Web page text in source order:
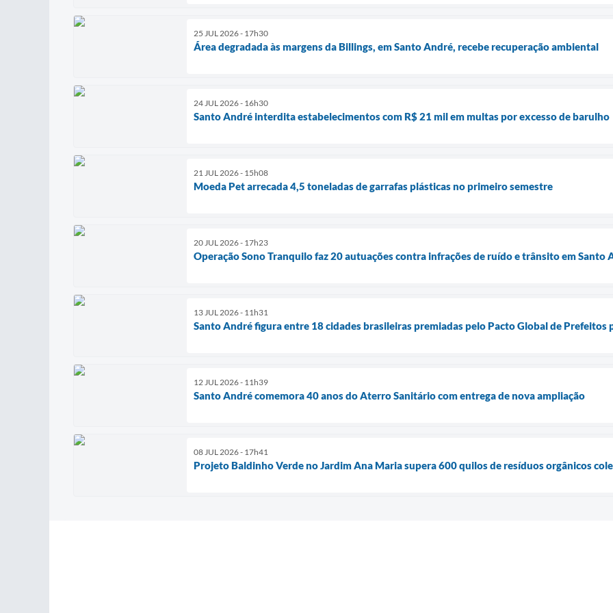
25 JUL 2026 - 17h30
Área degradada às margens da Billings, em Santo André, recebe recuperação ambiental
24 JUL 2026 - 16h30
Santo André interdita estabelecimentos com R$ 21 mil em multas por excesso de barulho
21 JUL 2026 - 15h08
Moeda Pet arrecada 4,5 toneladas de garrafas plásticas no primeiro semestre
20 JUL 2026 - 17h23
Operação Sono Tranquilo faz 20 autuações contra infrações de ruído e trânsito em Santo
13 JUL 2026 - 11h31
Santo André figura entre 18 cidades brasileiras premiadas pelo Pacto Global de Prefeitos
12 JUL 2026 - 11h39
Santo André comemora 40 anos do Aterro Sanitário com entrega de nova ampliação
08 JUL 2026 - 17h41
Projeto Baldinho Verde no Jardim Ana Maria supera 600 quilos de resíduos orgânicos